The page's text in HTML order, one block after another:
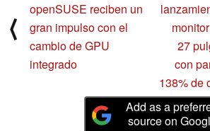
⟨
openSUSE reciben un
gran impulso con el
cambio de GPU
integrado
27
con
138% de
Add as a
source on